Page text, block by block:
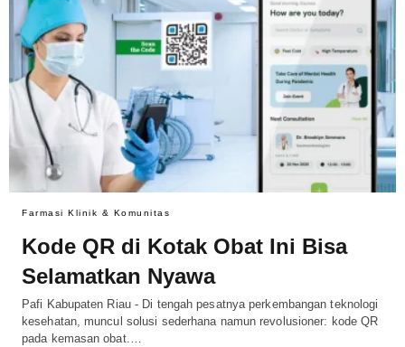
Farmasi Klinik & Komunitas
Kode QR di Kotak Obat Ini Bisa
Selamatkan Nyawa
Pafi Kabupaten Riau - Di tengah pesatnya perkembangan teknologi
kesehatan, muncul solusi sederhana namun revolusioner: kode QR
pada kemasan obat.…